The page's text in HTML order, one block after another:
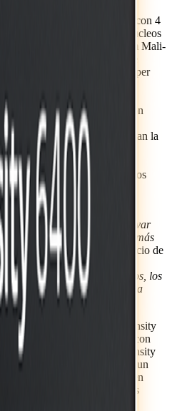
integran una CPU octa-core con 4
hasta 2.6 GHz y 4 núcleos
además de una GPU Arm Mali-
nodo de proceso de 4 nm de
funcionan de manera súper
y un 36% menos de energía
con los chipsets de la
con compatibilidad con
(MAGT) 3.0 para
de IA que ajustan la
de la carga de trabajo del
una respuesta más rápida y
avanzado para que los usuarios
más largas.
7400 y Dimensity 6400,
vez más que es posible llevar
a rangos de precios más
gerente general del Negocio de
MediaTek. "Ya sea jugando,
IA o tomando fotos y videos, los
rendimiento significativo y una
con la familia Dimensity".
las aplicaciones de IA, Dimensity
la NPU 6.0 de MediaTek, con
con respecto a la Dimensity
multimedia premium con un
alta Imagiq 950 y admiten
IA para capturar imágenes
luz. Los chips también son